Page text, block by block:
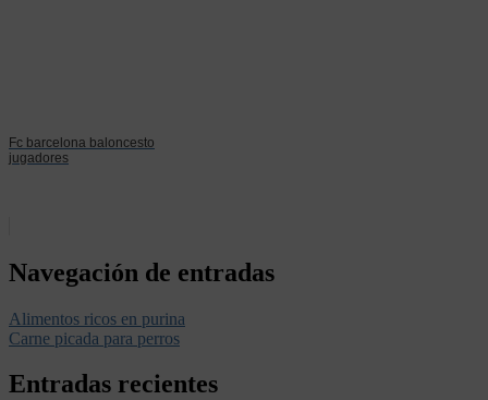
Fc barcelona baloncesto
jugadores
Navegación de entradas
Alimentos ricos en purina
Carne picada para perros
Entradas recientes